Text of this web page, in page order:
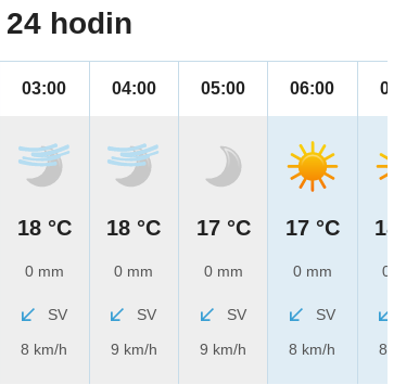
hodin
03:00
18 °C
0 mm
SV
8 km/h
04:00
18 °C
0 mm
SV
9 km/h
05:00
17 °C
0 mm
SV
9 km/h
06:00
17 °C
0 mm
SV
8 km/h
07:00
18 °C
0 mm
8 km/h